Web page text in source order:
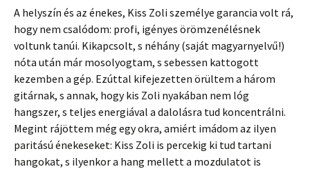
A helyszín és az énekes, Kiss Zoli személye garancia volt rá,
hogy nem csalódom: profi, igényes örömzenélésnek
voltunk tanúi. Kikapcsolt, s néhány (saját magyarnyelvű!)
nóta után már mosolyogtam, s sebessen kattogott
kezemben a gép. Ezúttal kifejezetten örültem a három
gitárnak, s annak, hogy kis Zoli nyakában nem lóg
hangszer, s teljes energiával a dalolásra tud koncentrálni.
Megint rájöttem még egy okra, amiért imádom az ilyen
paritású énekeseket: Kiss Zoli is percekig ki tud tartani
hangokat, s ilyenkor a hang mellett a mozdulatot is